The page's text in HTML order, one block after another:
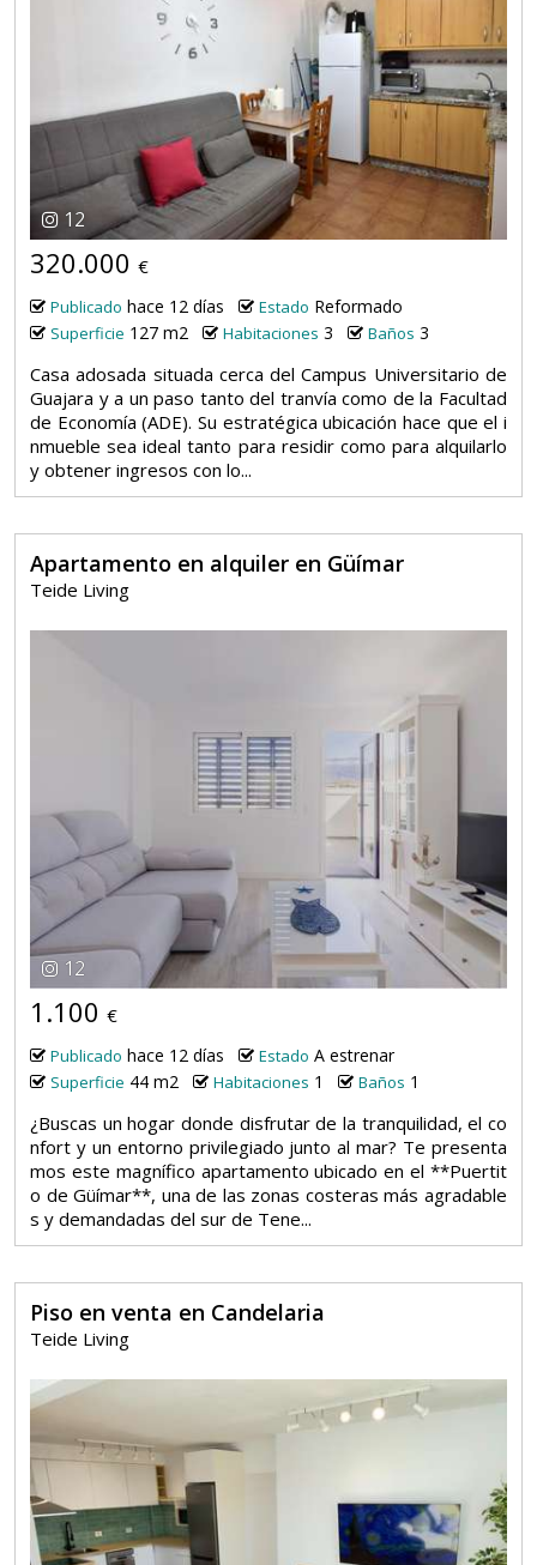
12
320.000 €
Publicado hace 12 días Estado Reformado
Superficie 127 m2 Habitaciones 3 Baños 3
Casa adosada situada cerca del Campus Universitario de
Guajara y a un paso tanto del tranvía como de la Facultad
de Economía (ADE). Su estratégica ubicación hace que el i
nmueble sea ideal tanto para residir como para alquilarlo
y obtener ingresos con lo...
Apartamento en alquiler en Güímar
Teide Living
12
1.100 €
Publicado hace 12 días Estado A estrenar
Superficie 44 m2 Habitaciones 1 Baños 1
¿Buscas un hogar donde disfrutar de la tranquilidad, el co
nfort y un entorno privilegiado junto al mar? Te presenta
mos este magnífico apartamento ubicado en el **Puertit
o de Güímar**, una de las zonas costeras más agradable
s y demandadas del sur de Tene...
Piso en venta en Candelaria
Teide Living